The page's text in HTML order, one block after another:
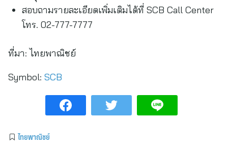
สอบถามรายละเอียดเพิ่มเติมได้ที่ SCB Call Center
โทร. 02-777-7777
ที่มา: ไทยพาณิชย์
Symbol: SCB
ไทยพาณิชย์